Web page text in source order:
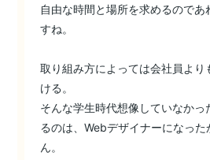
自由な時間と場所を求めるので
すね。
取り組み方によっては会社員より
ける。
そんな学生時代想像していなかっ
るのは、Webデザイナーになっ
ん。